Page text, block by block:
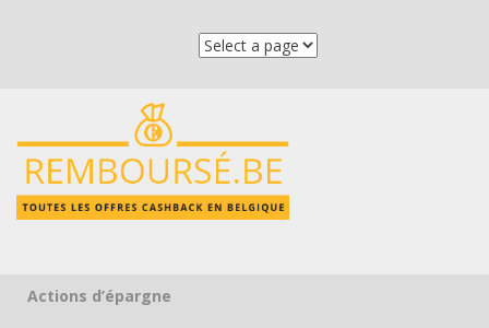
Skip to content
Actions d’épargne